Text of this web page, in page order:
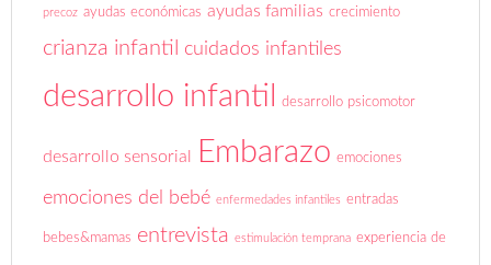
precoz ayudas económicas ayudas familias crecimiento
crianza infantil cuidados infantiles
desarrollo infantil desarrollo psicomotor
desarrollo sensorial Embarazo emociones
emociones del bebé enfermedades infantiles entradas
bebes&mamas entrevista estimulación temprana experiencia de